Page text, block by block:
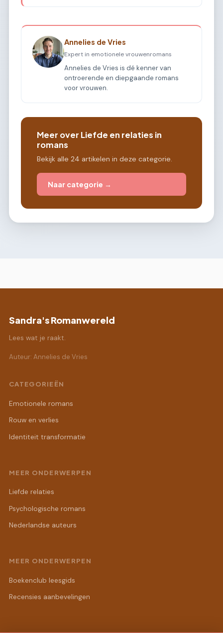
Annelies de Vries
Expert in emotionele vrouwenromans
Annelies de Vries is dé kenner van
ontroerende en diepgaande romans
voor vrouwen.
Meer over Liefde en relaties in
romans
Bekijk alle 24 artikelen in deze categorie.
Naar categorie →
Sandra's Romanwereld
Lees wat je raakt.
Auteur: Annelies de Vries
CATEGORIEËN
Emotionele romans
Rouw en verlies
Identiteit transformatie
MEER ONDERWERPEN
Liefde relaties
Psychologische romans
Nederlandse auteurs
MEER ONDERWERPEN
Boekenclub leesgids
Recensies aanbevelingen